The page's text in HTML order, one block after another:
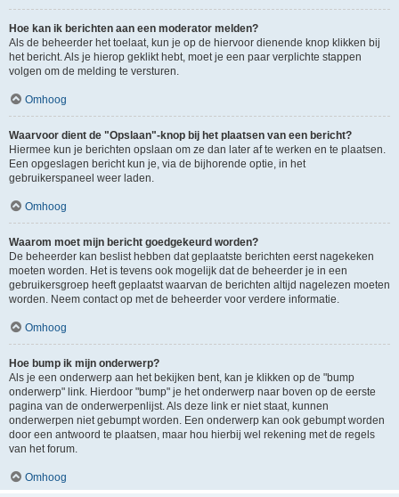
Hoe kan ik berichten aan een moderator melden?
Als de beheerder het toelaat, kun je op de hiervoor dienende knop klikken bij
het bericht. Als je hierop geklikt hebt, moet je een paar verplichte stappen
volgen om de melding te versturen.
Omhoog
Waarvoor dient de "Opslaan"-knop bij het plaatsen van een bericht?
Hiermee kun je berichten opslaan om ze dan later af te werken en te plaatsen.
Een opgeslagen bericht kun je, via de bijhorende optie, in het
gebruikerspaneel weer laden.
Omhoog
Waarom moet mijn bericht goedgekeurd worden?
De beheerder kan beslist hebben dat geplaatste berichten eerst nagekeken
moeten worden. Het is tevens ook mogelijk dat de beheerder je in een
gebruikersgroep heeft geplaatst waarvan de berichten altijd nagelezen moeten
worden. Neem contact op met de beheerder voor verdere informatie.
Omhoog
Hoe bump ik mijn onderwerp?
Als je een onderwerp aan het bekijken bent, kan je klikken op de "bump
onderwerp" link. Hierdoor "bump" je het onderwerp naar boven op de eerste
pagina van de onderwerpenlijst. Als deze link er niet staat, kunnen
onderwerpen niet gebumpt worden. Een onderwerp kan ook gebumpt worden
door een antwoord te plaatsen, maar hou hierbij wel rekening met de regels
van het forum.
Omhoog